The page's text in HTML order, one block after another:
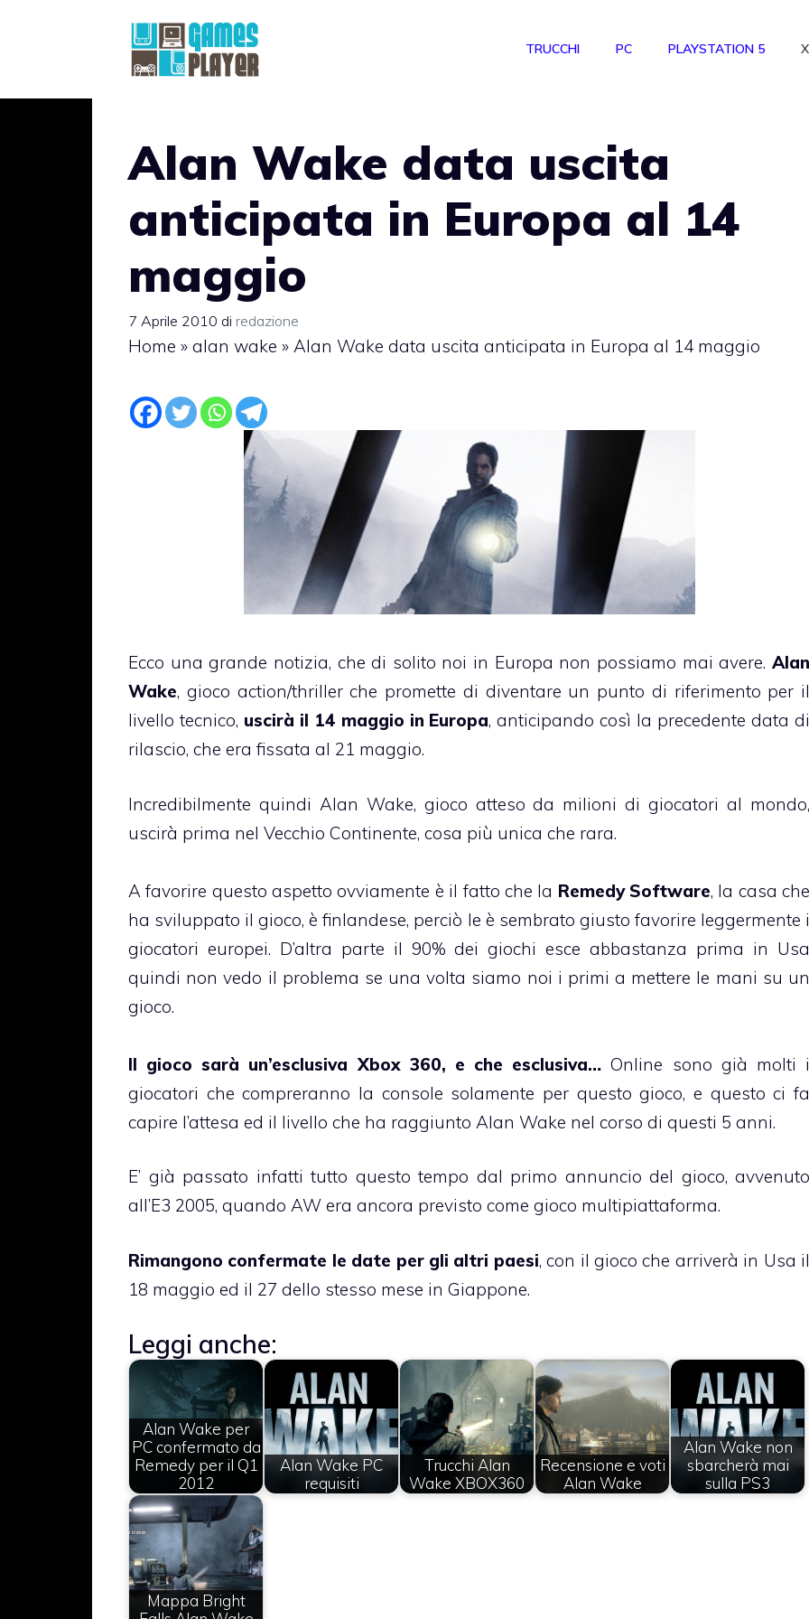
TRUCCHI PC PLAYSTATION 5
Alan Wake data uscita
anticipata in Europa al 14
maggio
7 Aprile 2010 di redazione
Home » alan wake » Alan Wake data uscita anticipata in Europa al 14 maggio
Ecco una grande notizia, che di solito noi in Europa non possiamo mai avere. Alan
Wake, gioco action/thriller che promette di diventare un punto di riferimento per il
livello tecnico, uscirà il 14 maggio in Europa, anticipando così la precedente data
rilascio, che era fissata al 21 maggio.
Incredibilmente quindi Alan Wake, gioco atteso da milioni di giocatori al mondo,
uscirà prima nel Vecchio Continente, cosa più unica che rara.
A favorire questo aspetto ovviamente è il fatto che la Remedy Software, la casa
ha sviluppato il gioco, è finlandese, perciò le è sembrato giusto favorire leggermente i
giocatori europei. D’altra parte il 90% dei giochi esce abbastanza prima in Usa
quindi non vedo il problema se una volta siamo noi i primi a mettere le mani su un
gioco.
Il gioco sarà un’esclusiva Xbox 360, e che esclusiva… Online sono già molti
giocatori che compreranno la console solamente per questo gioco, e questo ci fa
capire l’attesa ed il livello che ha raggiunto Alan Wake nel corso di questi 5 anni.
E’ già passato infatti tutto questo tempo dal primo annuncio del gioco, avvenuto
all’E3 2005, quando AW era ancora previsto come gioco multipiattaforma.
Rimangono confermate le date per gli altri paesi, con il gioco che arriverà in Usa
18 maggio ed il 27 dello stesso mese in Giappone.
Leggi anche:
Alan Wake per
PC confermato da
Remedy per il Q1
2012
Alan Wake PC
requisiti
Trucchi Alan
Wake XBOX360
Recensione e voti
Alan Wake
Alan Wake non
sbarcherà mai
sulla PS3
Mappa Bright